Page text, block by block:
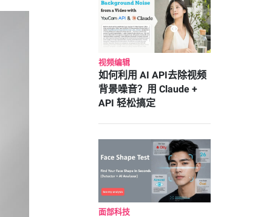
视频编辑
如何利用 AI API去除视频
背景噪音？用 Claude +
API 轻松搞定
面部科技